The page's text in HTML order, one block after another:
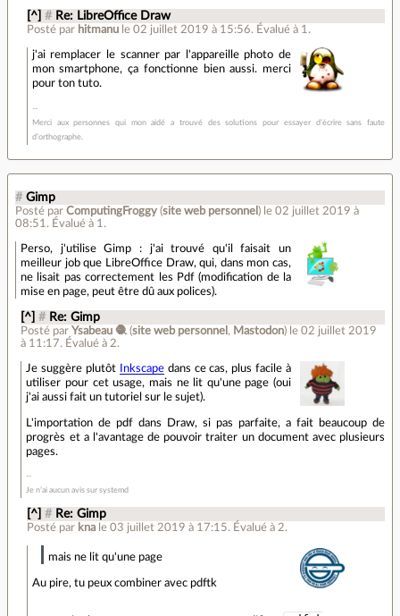
[^] # Re: LibreOffice Draw
Posté par hitmanu le 02 juillet 2019 à 15:56. Évalué à 1 .
j'ai remplacer le scanner par l'appareille photo de
mon smartphone, ça fonctionne bien aussi. merci
pour ton tuto.
Merci aux personnes qui mon aidé a trouvé des solutions pour essayer d’écrire sans faute
d’orthographe.
# Gimp
Posté par ComputingFroggy (site web personnel ) le 02 juillet 2019 à
08:51. Évalué à 1.
Perso, j'utilise Gimp : j'ai trouvé qu'il faisait un
meilleur job que LibreOffice Draw, qui, dans mon cas,
ne lisait pas correctement les Pdf (modification de la
mise en page, peut être dû aux polices).
[^] # Re: Gimp
Posté parYsabeau 🧶 (site web personnel , Mastodon) le 02 juillet 2019
à 11:17. Évalué à 2.
Je suggère plutôt Inkscapedans ce cas, plus facile à
utiliser pour cet usage, mais ne lit qu'une page (oui
j'ai aussi fait un tutoriel sur le sujet).
L'importation de pdf dans Draw, si pas parfaite, a fait beaucoup de
progrès et a l'avantage de pouvoir traiter un document avec plusieurs
pages.
Je n’ai aucun avis sur systemd
[^] # Re: Gimp
Posté par kna le 03 juillet 2019 à 17:15.Évalué à 2.
mais ne lit qu'une page
Au pire, tu peux combiner avec pdftk